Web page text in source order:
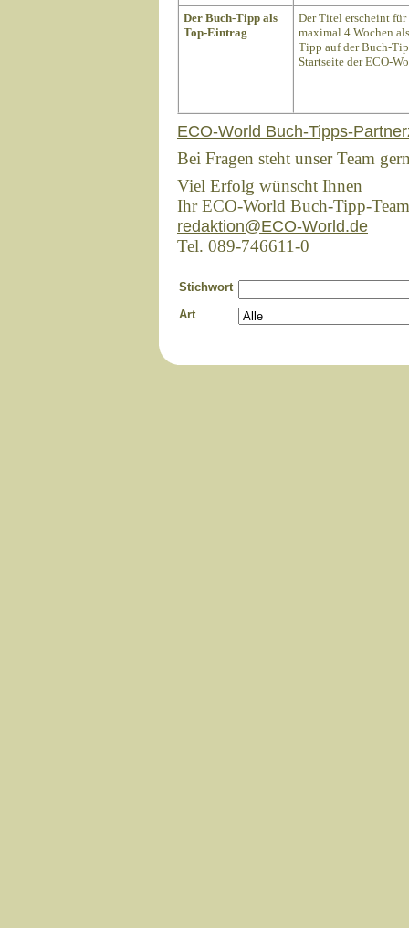
Der Buch-Tipp als
Top-Eintrag
Der Titel erscheint für
maximal 4 Wochen
Tipp auf der Buch-
Startseite der ECO-
ECO-World Buch-Tipps-
Bei Fragen steht unser Team
Viel Erfolg wünscht Ihnen
Ihr ECO-World Buch-Tipp-Team
redaktion@ECO-World.de
Tel. 089-746611-0
Stichwort
Art